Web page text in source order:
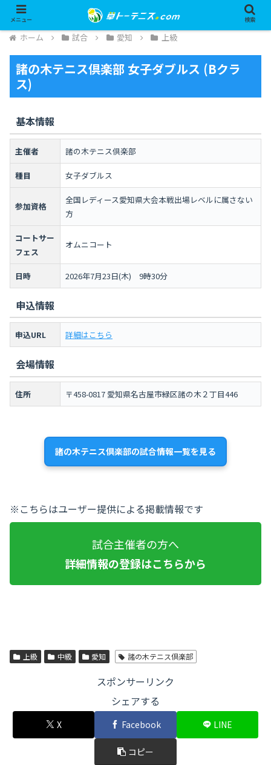
ホーム 試合 愛知 上級
諸の木テニス倶楽部 女子ダブルス (Bクラ
ス)
基本情報
主催者 諸の木テニス倶楽部
種目 女子ダブルス
参加資格
全国レディース愛知県大会本戦出場レベルに属さない
方
コートサー
フェス
オムニコート
日時 2026年7月23日(木) 9時30分
申込情報
申込URL 詳細はこちら
会場情報
住所 〒458-0817 愛知県名古屋市緑区諸の木２丁目446
諸の木テニス倶楽部の試合情報一覧を見る
※こちらはユーザー提供による掲載情報です
試合主催者の方へ
詳細情報の登録はこちらから
上級 中級 愛知 諸の木テニス倶楽部
スポンサーリンク
シェアする
X Facebook LINE
コピー
メニュー 検索